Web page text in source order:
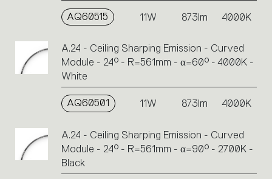
AQ60515 11W 873lm 4000K
A.24 - Ceiling Sharping Emission - Curved
Module - 24° - R=561mm - α=60° - 4000K -
White
AQ60501 11W 873lm 4000K
A.24 - Ceiling Sharping Emission - Curved
Module - 24° - R=561mm - α=90° - 2700K -
Black